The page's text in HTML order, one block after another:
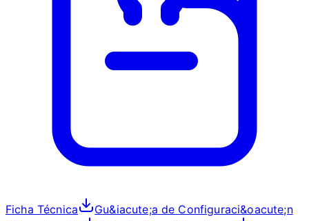
Ficha Técnica
Gu&iacute;a de Configuraci&oacute;n